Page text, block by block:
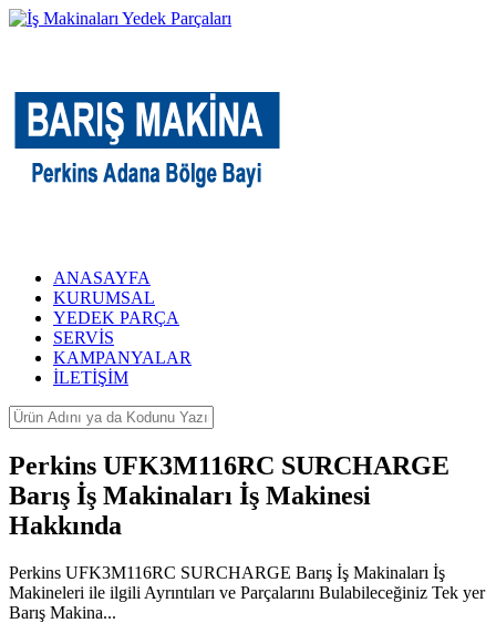
ANASAYFA
KURUMSAL
YEDEK PARÇA
SERVİS
KAMPANYALAR
İLETİŞİM
Perkins UFK3M116RC SURCHARGE
Barış İş Makinaları İş Makinesi
Hakkında
Perkins UFK3M116RC SURCHARGE Barış İş Makinaları İş
Makineleri ile ilgili Ayrıntıları ve Parçalarını Bulabileceğiniz Tek yer
Barış Makina...